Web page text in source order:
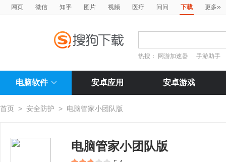
网页 微信 知乎 图片 视频 医疗 问问 下载 更多»
热搜： 网游加速器 手游助手
电脑软件 安卓应用 安卓游戏
首页 > 安全防护 > 电脑管家小团队版
电脑管家小团队版